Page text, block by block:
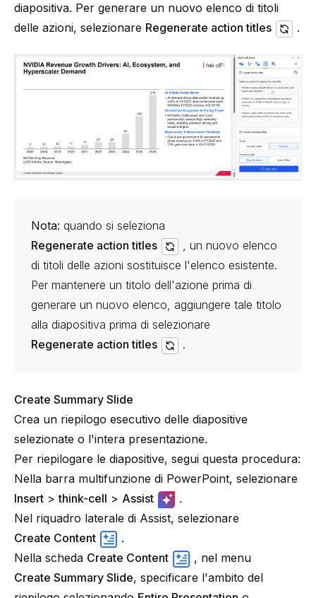
diapositiva. Per generare un nuovo elenco di titoli
delle azioni, selezionare Regenerate action titles .
Nota: quando si seleziona
Regenerate action titles
, un nuovo elenco
di titoli delle azioni sostituisce l'elenco esistente.
Per mantenere un titolo dell'azione prima di
generare un nuovo elenco, aggiungere tale titolo
alla diapositiva prima di selezionare
Regenerate action titles
.
Create Summary Slide
Crea un riepilogo esecutivo delle diapositive
selezionate o l'intera presentazione.
Per riepilogare le diapositive, segui questa procedura:
Nella barra multifunzione di PowerPoint, selezionare
Insert >think-cell > Assist
.
Nel riquadro laterale di Assist, selezionare
Create Content
.
Nella scheda Create Content
, nel menu
Create Summary Slide, specificare l'ambito del